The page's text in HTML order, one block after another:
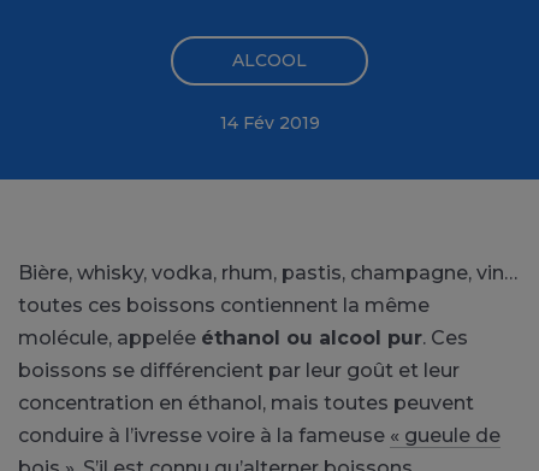
ALCOOL
14 Fév 2019
Bière, whisky, vodka, rhum, pastis, champagne, vin…
toutes ces boissons contiennent la même
molécule, appelée éthanol ou alcool pur. Ces
boissons se différencient par leur goût et leur
concentration en éthanol, mais toutes peuvent
conduire à l’ivresse voire à la fameuse « gueule de